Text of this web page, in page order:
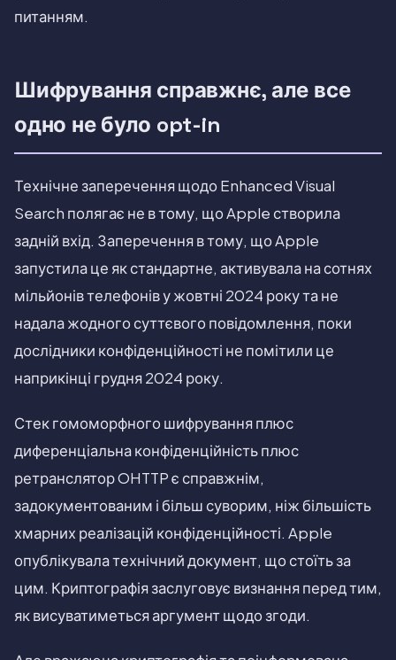
питанням.
Шифрування справжнє, але все
одно не було opt-in
Технічне заперечення щодо Enhanced Visual
Search полягає не в тому, що Apple створила
задній вхід. Заперечення в тому, що Apple
запустила це як стандартне, активувала на сотнях
мільйонів телефонів у жовтні 2024 року та не
надала жодного суттєвого повідомлення, поки
дослідники конфіденційності не помітили це
наприкінці грудня 2024 року.
Стек гомоморфного шифрування плюс
диференціальна конфіденційність плюс
ретранслятор OHTTP є справжнім,
задокументованим і більш суворим, ніж більшість
хмарних реалізацій конфіденційності. Apple
опублікувала технічний документ, що стоїть за
цим. Криптографія заслуговує визнання перед тим,
як висуватиметься аргумент щодо згоди.